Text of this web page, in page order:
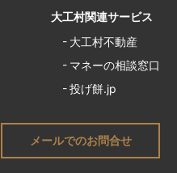
大工村関連サービス
大工村不動産
マネーの相談窓口
投げ餅.jp
メールでのお問合せ